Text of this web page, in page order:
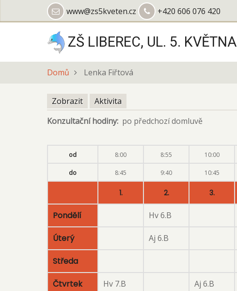
www@zs5kveten.cz +420 606 076 420
ZŠ LIBEREC, UL. 5. KVĚTNA
Domů Lenka Fiřtová
Hlavní
záložky
Zobrazit(aktivní
záložka)
Aktivita
Konzultační hodiny po předchozí domluvě
od 8:00 8:55 10:00
do 8:45 9:40 10:45
1. 2. 3.
Pondělí Hv 6.B
Úterý Aj 6.B
Středa
Čtvrtek Hv 7.B Aj 6.B